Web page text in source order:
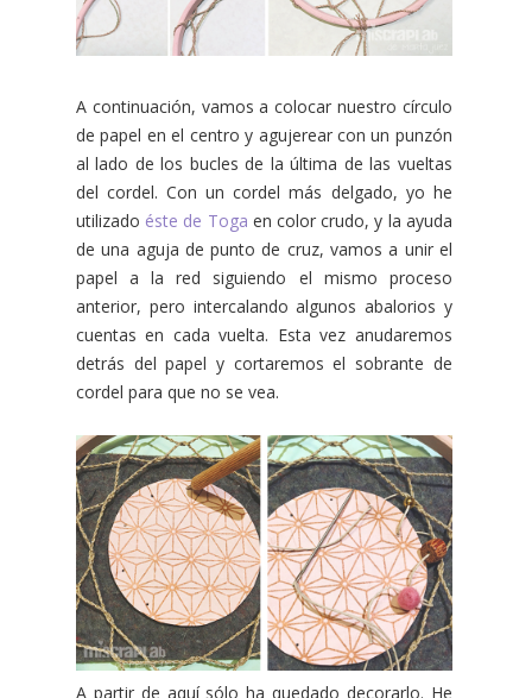
A continuación, vamos a colocar nuestro círculo
de papel en el centro y agujerear con un punzón
al lado de los bucles de la última de las vueltas
del cordel. Con un cordel más delgado, yo he
utilizado éste de Toga en color crudo, y la ayuda
de una aguja de punto de cruz, vamos a unir el
papel a la red siguiendo el mismo proceso
anterior, pero intercalando algunos abalorios y
cuentas en cada vuelta. Esta vez anudaremos
detrás del papel y cortaremos el sobrante de
cordel para que no se vea.
A partir de aquí sólo ha quedado decorarlo. He